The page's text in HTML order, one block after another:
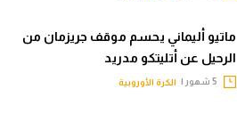
ماتيو أليماني يحسم موقف جريزمان من
الرحيل عن أتليتكو مدريد
الكرة الأوروبية